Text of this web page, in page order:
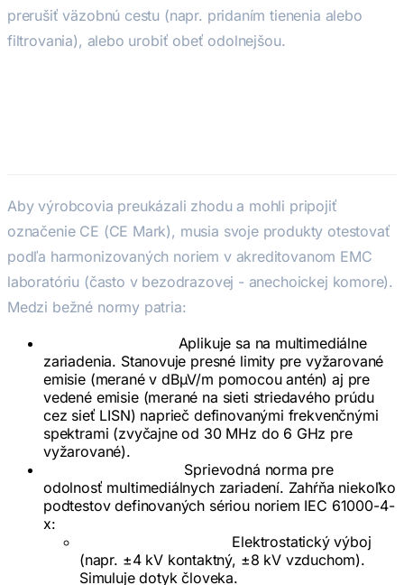
prerušiť väzobnú cestu (napr. pridaním tienenia alebo
filtrovania), alebo urobiť obeť odolnejšou.
Aby výrobcovia preukázali zhodu a mohli pripojiť
označenie CE (CE Mark), musia svoje produkty otestovať
podľa harmonizovaných noriem v akreditovanom EMC
laboratóriu (často v bezodrazovej - anechoickej komore).
Medzi bežné normy patria:
Aplikuje sa na multimediálne
zariadenia. Stanovuje presné limity pre vyžarované
emisie (merané v dBµV/m pomocou antén) aj pre
vedené emisie (merané na sieti striedavého prúdu
cez sieť LISN) naprieč definovanými frekvenčnými
spektrami (zvyčajne od 30 MHz do 6 GHz pre
vyžarované).
Sprievodná norma pre
odolnosť multimediálnych zariadení. Zahŕňa niekoľko
podtestov definovaných sériou noriem IEC 61000-4-
x:
Elektrostatický výboj
(napr. ±4 kV kontaktný, ±8 kV vzduchom).
Simuluje dotyk človeka.